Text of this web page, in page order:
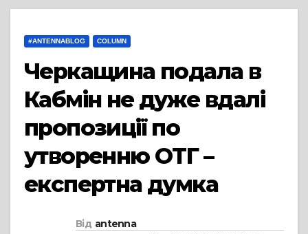
#ANTENNABLOG COLUMN
Черкащина подала в
Кабмін не дуже вдалі
пропозиції по
утворенню ОТГ –
експертна думка
Від antenna